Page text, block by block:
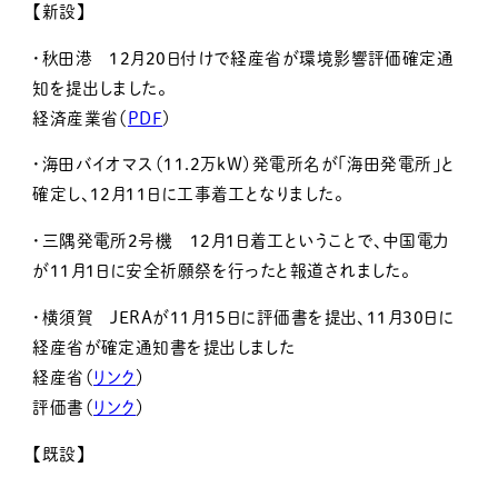
【新設】
・秋田港 12月20日付けで経産省が環境影響評価確定通
知を提出しました。
経済産業省（ PDF)
・海田バイオマス（11.2万kW）発電所名が「海田発電所」と
確定し、12月11日に工事着工となりました。
・三隅発電所2号機 12月１日着工ということで、中国電力
が11月1日に安全祈願祭を行ったと報道されました。
・横須賀 JERAが11月15日に評価書を提出、11月30日に
経産省が確定通知書を提出しました
経産省（ リンク ）
評価書（ リンク ）
【既設】